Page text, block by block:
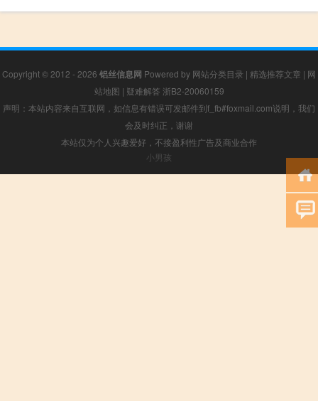
Copyright © 2012 - 2026 铝丝信息网 Powered by 网站分类目录 | 精选推荐文章 | 网
站地图 | 疑难解答 浙B2-20060159
声明：本站内容来自互联网，如信息有错误可发邮件到f_fb#foxmail.com说明，我们
会及时纠正，谢谢
本站仅为个人兴趣爱好，不接盈利性广告及商业合作
小男孩